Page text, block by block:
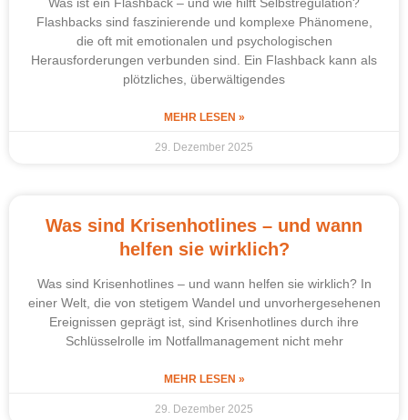
Flashbacks sind faszinierende und komplexe Phänomene,
die oft mit emotionalen und psychologischen
Herausforderungen verbunden sind. Ein Flashback kann als
plötzliches, überwältigendes
MEHR LESEN »
29. Dezember 2025
Was sind Krisenhotlines – und wann
helfen sie wirklich?
Was sind Krisenhotlines – und wann helfen sie wirklich? In
einer Welt, die von stetigem Wandel und unvorhergesehenen
Ereignissen geprägt ist, sind Krisenhotlines durch ihre
Schlüsselrolle im Notfallmanagement nicht mehr
MEHR LESEN »
29. Dezember 2025